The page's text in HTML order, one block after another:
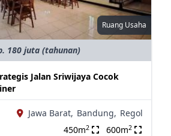
Ruang Usaha
180 juta (tahunan)
Jalan Sriwijaya Cocok
Jawa Barat, Bandung, Regol
450m2 600m2